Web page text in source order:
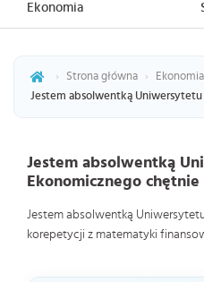
Ekonomia
› Strona główna › Ekonomia
Jestem absolwentką
Jestem absolwentką
Ekonomicznego
Jestem absolwentką
korepetycji z matematyki